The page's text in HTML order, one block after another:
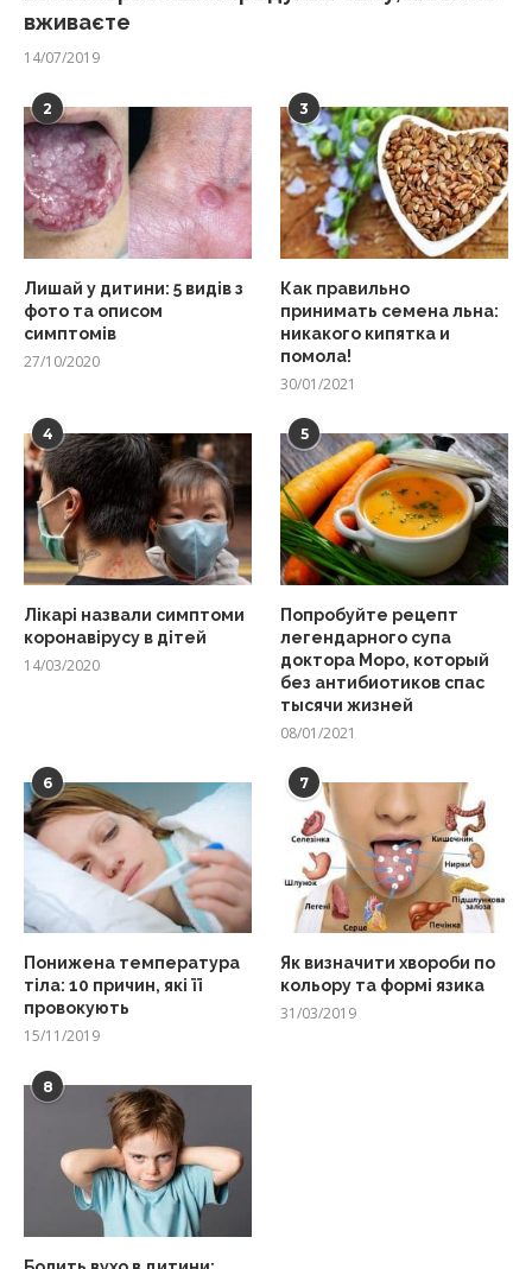
вживаєте
14/07/2019
2
Лишай у дитини: 5 видів з
фото та описом
симптомів
27/10/2020
3
Как правильно
принимать семена льна:
никакого кипятка и
помола!
30/01/2021
4
Лікарі назвали симптоми
коронавірусу в дітей
14/03/2020
5
Попробуйте рецепт
легендарного супа
доктора Моро, который
без антибиотиков спас
тысячи жизней
08/01/2021
6
Понижена температура
тіла: 10 причин, які її
провокують
15/11/2019
7
Як визначити хвороби по
кольору та формі язика
31/03/2019
8